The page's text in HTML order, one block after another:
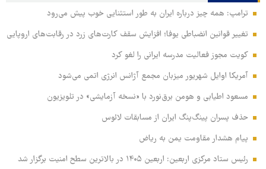
ترامپ: همه چیز درباره ایران به طور استثنایی خوب پیش می‌رود
تغییر قوانین انضباطی یوفا؛ افزایش سقف کارت‌های زرد در رقابت‌های اروپایی
کویت مجوز فعالیت مدرسه ایرانی را لغو کرد
آمریکا اوایل شهریور میزبان مجمع آژانس انرژی اتمی می‌شود
مسعود اطیابی و هومن برق‌نورد با «نسخه آزمایشی» در تلویزیون
حذف پسران پینگ‌پنگ ایران از مسابقات لائوس
پیام هشدار مقاومت یمن به ریاض
رئیس ستاد مرکزی اربعین: اربعین ۱۴۰۵ در بالاترین سطح امنیت برگزار شد